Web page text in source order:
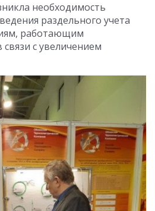
необходимость
раздельного учета
работающим
связи с увеличением